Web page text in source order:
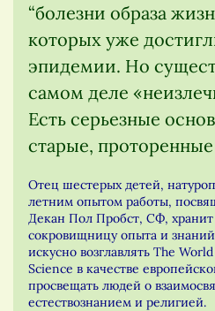
“болезни образа
которых уже
эпидемии. Но
самом деле
Есть серьезные
старые,
Отец шестерых детей,
летним опытом работы,
Декан Пол Пробст, СФ,
сокровищницу опыта и
искусно возглавлять The
Science в качестве
просвещать людей о
естествознанием и религией.